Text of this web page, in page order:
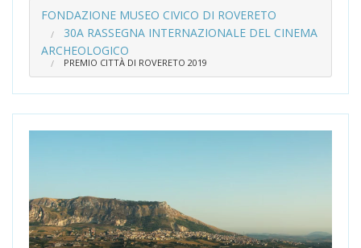
FONDAZIONE MUSEO CIVICO DI ROVERETO
30A RASSEGNA INTERNAZIONALE DEL CINEMA
ARCHEOLOGICO
PREMIO CITTÀ DI ROVERETO 2019